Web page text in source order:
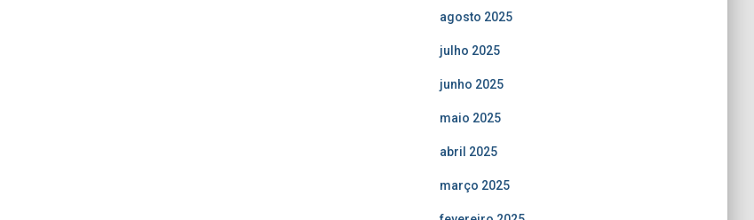
agosto 2025
julho 2025
junho 2025
maio 2025
abril 2025
março 2025